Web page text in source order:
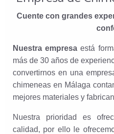
Cuente con grandes
Nuestra empresa está
más de 30 años de
convertirnos en una
chimeneas en Málaga
mejores materiales y
Nuestra prioridad es
calidad, por ello le